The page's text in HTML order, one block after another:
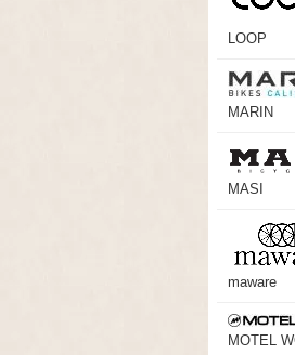
LOOP
MARIN
MASI
maware
MOTEL